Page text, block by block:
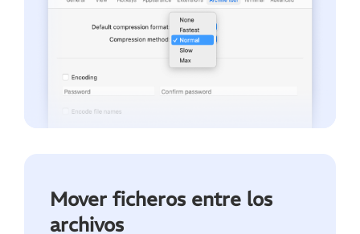
Mover ficheros entre los
archivos